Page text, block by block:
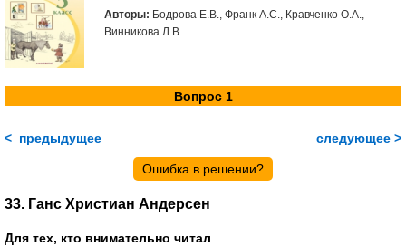
Авторы: Бодрова Е.В., Франк А.С., Кравченко О.А.,
Винникова Л.В.
Вопрос 1
< предыдущее следующее >
Ошибка в решении?
33. Ганс Христиан Андерсен
Для тех, кто внимательно читал